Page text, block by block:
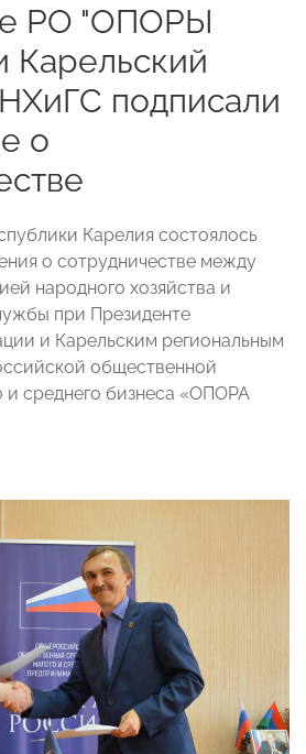
РО "ОПОРЫ
подписали
о
Карелия состоялось
о сотрудничестве между
народного хозяйства и
при Президенте
и Карельским региональным
общественной
и среднего бизнеса «ОПОРА